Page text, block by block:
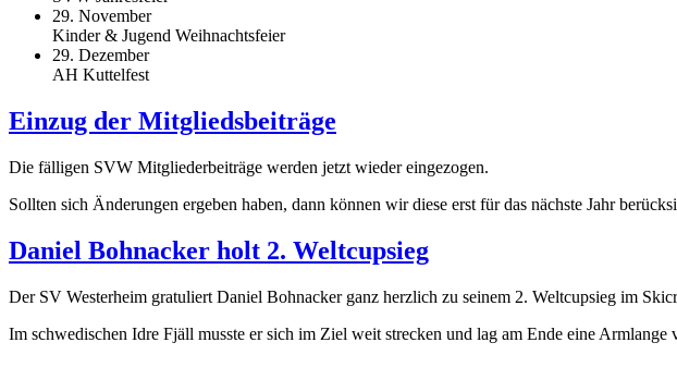
29. November
Kinder & Jugend Weihnachtsfeier
29. Dezember
AH Kuttelfest
Einzug der Mitgliedsbeiträge
Die fälligen SVW Mitgliederbeiträge werden jetzt wieder eingezogen.
Sollten sich Änderungen ergeben haben, dann können wir diese erst für das nächste Jahr
Daniel Bohnacker holt 2. Weltcupsieg
Der SV Westerheim gratuliert Daniel Bohnacker ganz herzlich zu seinem 2. Weltcupsieg im
Im schwedischen Idre Fjäll musste er sich im Ziel weit strecken und lag am Ende eine